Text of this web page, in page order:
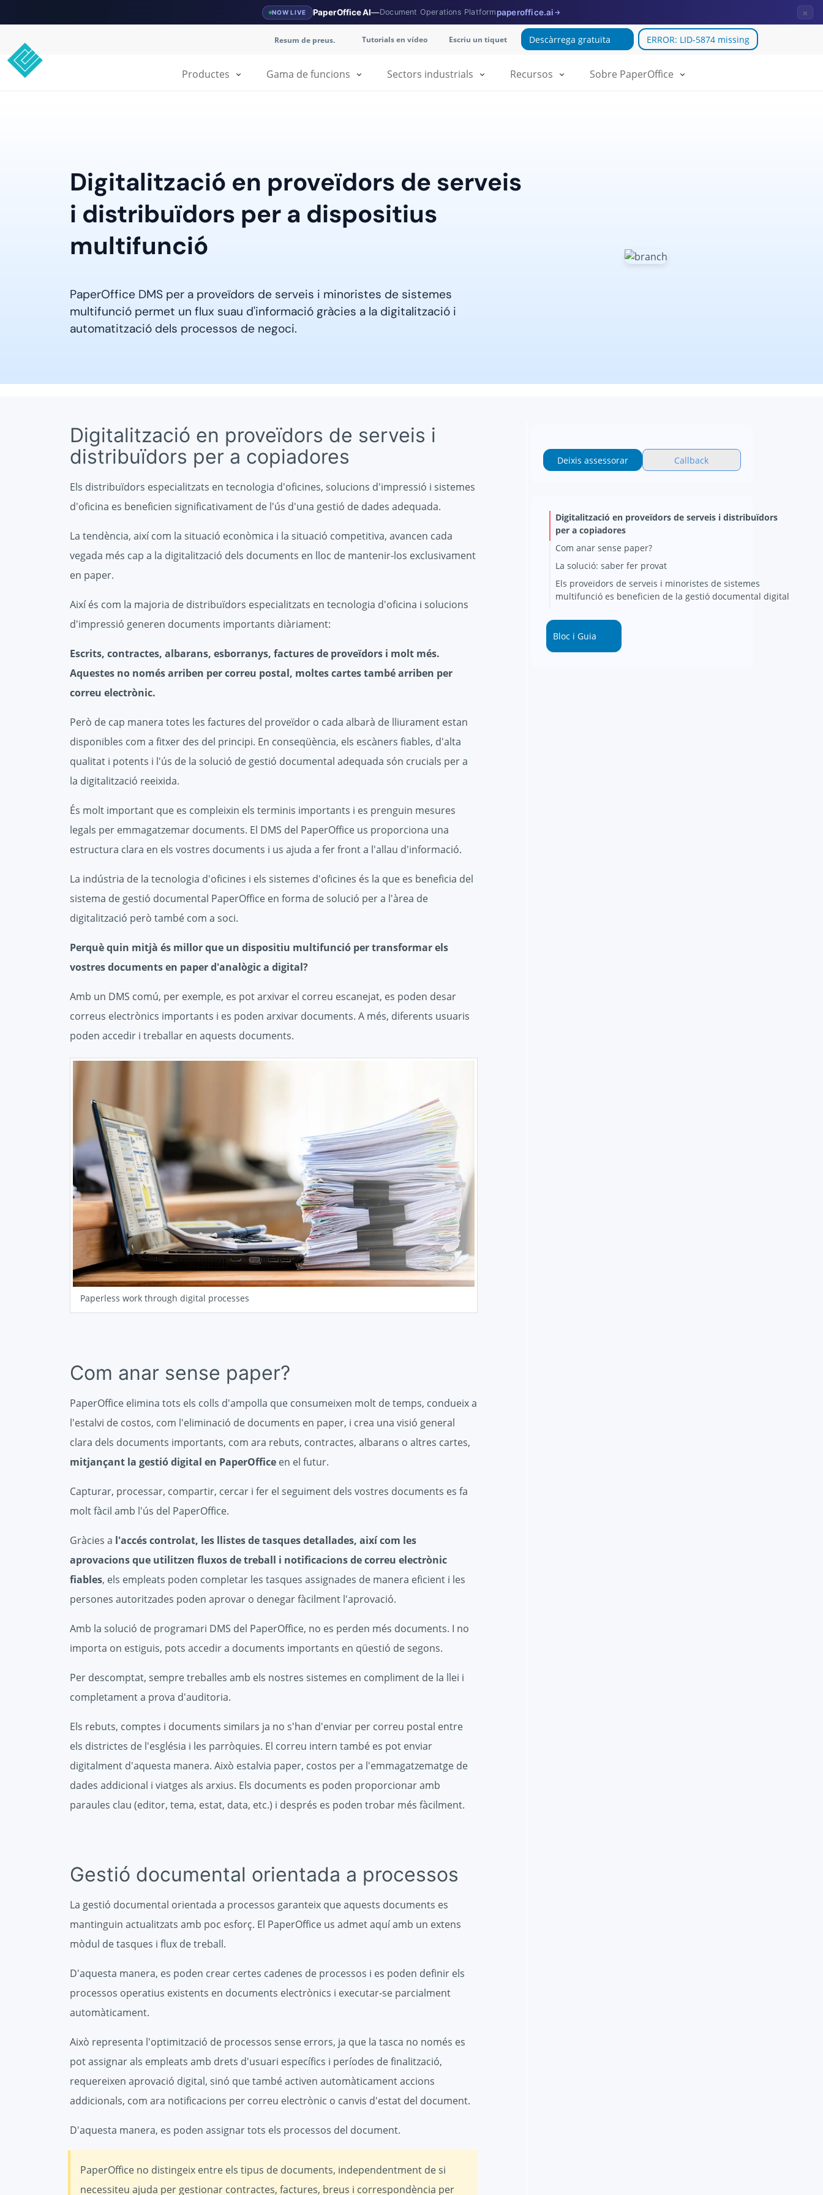
NOW LIVE PaperOffice AI—Document Operations Platform paperoffice.ai → ×
Resum de preus. Tutorials en vídeo Escriu un tiquet Descàrrega gratuïta ERROR: LID-5874 missing
Sobre PaperOffice
Recursos
Sectors industrials
Gama de funcions
Productes
Digitalització en proveïdors de serveis
i distribuïdors per a dispositius
multifunció
PaperOffice DMS per a proveïdors de serveis i minoristes de sistemes
multifunció permet un flux suau d'informació gràcies a la digitalització i
automatització dels processos de negoci.
Digitalització en proveïdors de serveis i
distribuïdors per a copiadores
Els distribuïdors especialitzats en tecnologia d'oficines, solucions d'impressió i sistemes
d'oficina es beneficien significativament de l'ús d'una gestió de dades adequada.
La tendència, així com la situació econòmica i la situació competitiva, avancen cada
vegada més cap a la digitalització dels documents en lloc de mantenir-los exclusivament
en paper.
Així és com la majoria de distribuïdors especialitzats en tecnologia d'oficina i solucions
d'impressió generen documents importants diàriament:
Escrits, contractes, albarans, esborranys, factures de proveïdors i molt més.
Aquestes no només arriben per correu postal, moltes cartes també arriben per
correu electrònic.
Però de cap manera totes les factures del proveïdor o cada albarà de lliurament estan
disponibles com a fitxer des del principi. En conseqüència, els escàners fiables, d'alta
qualitat i potents i l'ús de la solució de gestió documental adequada són crucials per a
la digitalització reeixida.
És molt important que es compleixin els terminis importants i es prenguin mesures
legals per emmagatzemar documents. El DMS del PaperOffice us proporciona una
estructura clara en els vostres documents i us ajuda a fer front a l'allau d'informació.
La indústria de la tecnologia d'oficines i els sistemes d'oficines és la que es beneficia del
sistema de gestió documental PaperOffice en forma de solució per a l'àrea de
digitalització però també com a soci.
Perquè quin mitjà és millor que un dispositiu multifunció per transformar els
vostres documents en paper d'analògic a digital?
Amb un DMS comú, per exemple, es pot arxivar el correu escanejat, es poden desar
correus electrònics importants i es poden arxivar documents. A més, diferents usuaris
poden accedir i treballar en aquests documents.
Paperless work through digital processes
Com anar sense paper?
PaperOffice elimina tots els colls d'ampolla que consumeixen molt de temps, condueix a
l'estalvi de costos, com l'eliminació de documents en paper, i crea una visió general
clara dels documents importants, com ara rebuts, contractes, albarans o altres cartes,
mitjançant la gestió digital en PaperOffice en el futur.
Capturar, processar, compartir, cercar i fer el seguiment dels vostres documents es fa
molt fàcil amb l'ús del PaperOffice.
Gràcies a l'accés controlat, les llistes de tasques detallades, així com les
aprovacions que utilitzen fluxos de treball i notificacions de correu electrònic
fiables, els empleats poden completar les tasques assignades de manera eficient i les
persones autoritzades poden aprovar o denegar fàcilment l'aprovació.
Amb la solució de programari DMS del PaperOffice, no es perden més documents. I no
importa on estiguis, pots accedir a documents importants en qüestió de segons.
Per descomptat, sempre treballes amb els nostres sistemes en compliment de la llei i
completament a prova d'auditoria.
Els rebuts, comptes i documents similars ja no s'han d'enviar per correu postal entre
els districtes de l'església i les parròquies. El correu intern també es pot enviar
digitalment d'aquesta manera. Això estalvia paper, costos per a l'emmagatzematge de
dades addicional i viatges als arxius. Els documents es poden proporcionar amb
paraules clau (editor, tema, estat, data, etc.) i després es poden trobar més fàcilment.
Gestió documental orientada a processos
La gestió documental orientada a processos garanteix que aquests documents es
mantinguin actualitzats amb poc esforç. El PaperOffice us admet aquí amb un extens
mòdul de tasques i flux de treball.
D'aquesta manera, es poden crear certes cadenes de processos i es poden definir els
processos operatius existents en documents electrònics i executar-se parcialment
automàticament.
Això representa l'optimització de processos sense errors, ja que la tasca no només es
pot assignar als empleats amb drets d'usuari específics i períodes de finalització,
requereixen aprovació digital, sinó que també activen automàticament accions
addicionals, com ara notificacions per correu electrònic o canvis d'estat del document.
D'aquesta manera, es poden assignar tots els processos del document.
PaperOffice no distingeix entre els tipus de documents, independentment de si
necessiteu ajuda per gestionar contractes, factures, breus i correspondència per
Deixis assessorar Callback
Digitalització en proveïdors de serveis i distribuïdors
per a copiadores
Com anar sense paper?
La solució: saber fer provat
Els proveïdors de serveis i minoristes de sistemes
multifunció es beneficien de la gestió documental digital
Bloc i Guia